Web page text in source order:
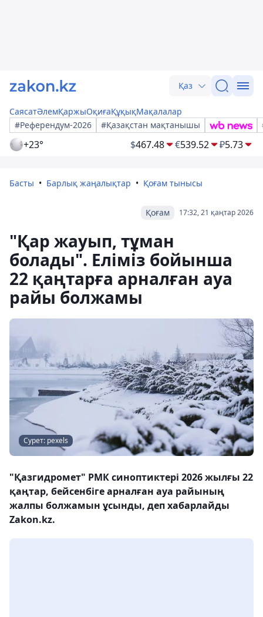
Қаз
СаясатӘлемҚаржыОқиғаҚұқықМақалалар
#Референдум-2026
#Қазақстан мақтанышы
+23° $467.48 €539.52 ₽5.73
Басты Барлық жаңалықтар Қоғам тынысы
17:32, 21 қаңтар 2026
Қоғам
"Қар жауып, тұман
болады". Еліміз бойынша
22 қаңтарға арналған ауа
райы болжамы
Сурет: pexels
"Қазгидромет" РМК синоптиктері 2026 жылғы 22
қаңтар, бейсенбіге арналған ауа райының
жалпы болжамын ұсынды, деп хабарлайды
Zakon.kz.